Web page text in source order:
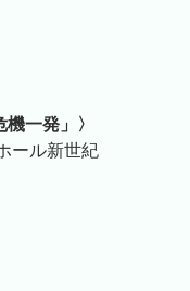
一発」〉
ール新世紀